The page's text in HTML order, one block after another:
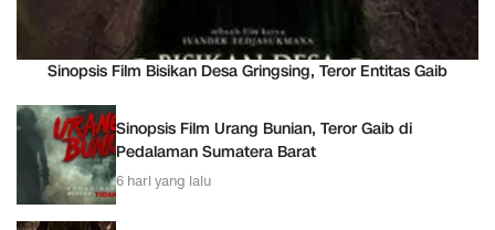
Sinopsis Film Bisikan Desa Gringsing, Teror Entitas Gaib
Sinopsis Film Urang Bunian, Teror Gaib di
Pedalaman Sumatera Barat
6 hari yang lalu